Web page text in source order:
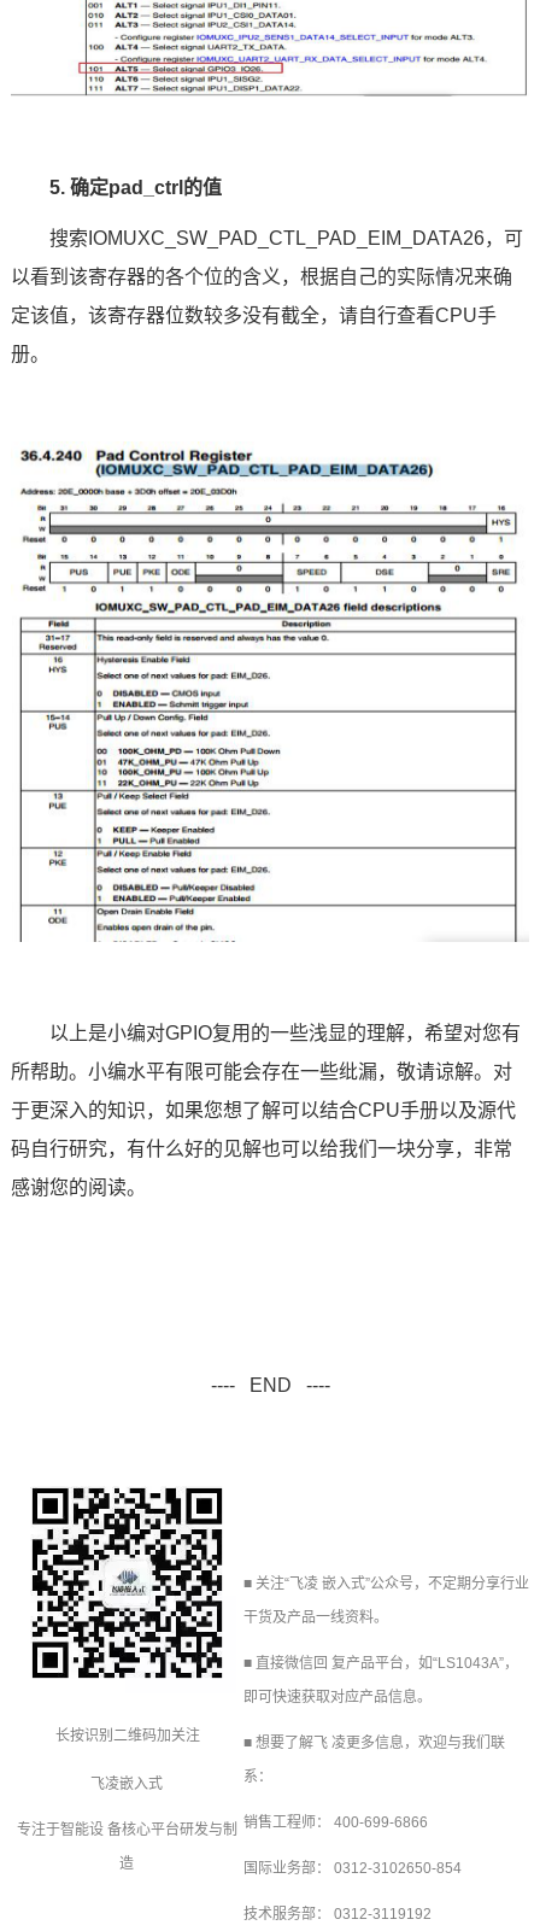
5. 确定pad_ctrl的值
搜索IOMUXC_SW_PAD_CTL_PAD_EIM_DATA26，可
以看到该寄存器的各个位的含义，根据自己的实际情况来确
定该值，该寄存器位数较多没有截全，请自行查看CPU手
册。
以上是小编对GPIO复用 的一些浅显的理解，希望对您有
所帮助。小编水平有限可能会存在一些纰漏，敬请谅解。对
于更深入的知识，如果您想了解可以结合CPU手册以及源代
码自行研究，有什么好的见解也可以给我们一块分享，非常
感谢您的阅读。
---- END ----
长按识别二维码加关注
飞凌嵌入式
专注于智能设 备核心平台研发与制
造
■ 关注“飞凌 嵌入式”公众号，不定期分享行业
干货及产品一线资料。
■ 直接微信回 复产品平台，如“LS1043A”，
即可快速获取对应产品信息。
■ 想要了解飞 凌更多信息，欢迎与我们联
系：
销售工程师： 400-699-6866
国际业务部： 0312-3102650-854
技术服务部： 0312-3119192